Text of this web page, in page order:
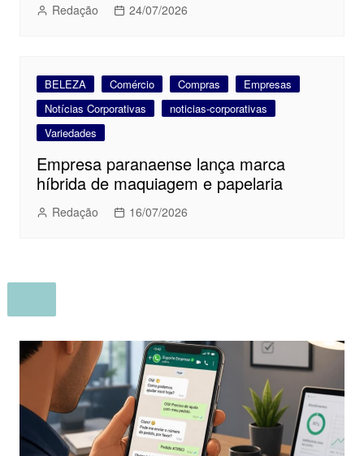
Redação 24/07/2026
BELEZA Comércio Compras
Empresas
Notícias Corporativas
noticias-corporativas
Variedades
Empresa paranaense lança marca
híbrida de maquiagem e papelaria
Redação 16/07/2026